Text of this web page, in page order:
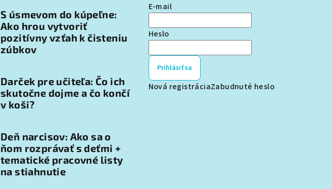
S úsmevom do kúpeľne:
Ako hrou vytvoriť
pozitívny vzťah k čisteniu
zúbkov
Darček pre učiteľa: Čo ich
skutočne dojme a čo končí
v koši?
Deň narcisov: Ako sa o
ňom rozprávať s deťmi +
tematické pracovné listy
na stiahnutie
E-mail
Heslo
Prihlásiť sa
Nová registráciaZabudnuté heslo